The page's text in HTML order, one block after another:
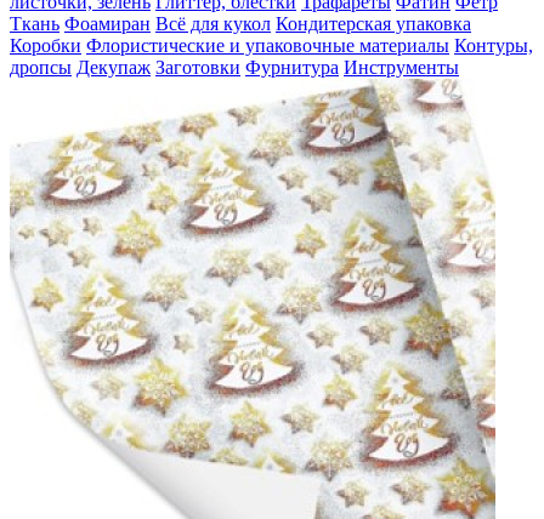
Ткань Фоамиран Всё для кукол Кондитерская упаковка
Коробки Флористические и упаковочные материалы Контуры,
дропсы Декупаж Заготовки Фурнитура Инструменты